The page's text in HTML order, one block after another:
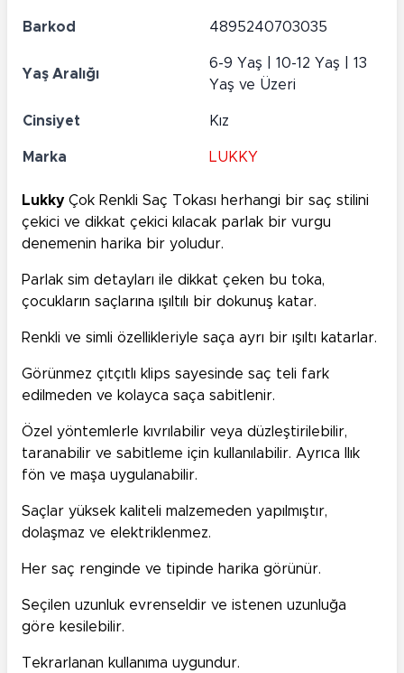
Barkod 4895240703035
Yaş Aralığı
6-9 Yaş | 10-12 Yaş | 13
Yaş ve Üzeri
Cinsiyet Kız
Marka LUKKY
Lukky Çok Renkli Saç Tokası herhangi bir saç stilini
çekici ve dikkat çekici kılacak parlak bir vurgu
denemenin harika bir yoludur.
Parlak sim detayları ile dikkat çeken bu toka,
çocukların saçlarına ışıltılı bir dokunuş katar.
Renkli ve simli özellikleriyle saça ayrı bir ışıltı katarlar.
Görünmez çıtçıtlı klips sayesinde saç teli fark
edilmeden ve kolayca saça sabitlenir.
Özel yöntemlerle kıvrılabilir veya düzleştirilebilir,
taranabilir ve sabitleme için kullanılabilir. Ayrıca Ilık
fön ve maşa uygulanabilir.
Saçlar yüksek kaliteli malzemeden yapılmıştır,
dolaşmaz ve elektriklenmez.
Her saç renginde ve tipinde harika görünür.
Seçilen uzunluk evrenseldir ve istenen uzunluğa
göre kesilebilir.
Tekrarlanan kullanıma uygundur.